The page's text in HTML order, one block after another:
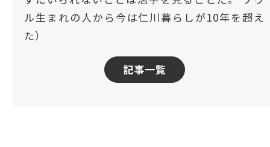
ル生まれの人から今は仁川暮らしが10年を超え
た）
記事一覧